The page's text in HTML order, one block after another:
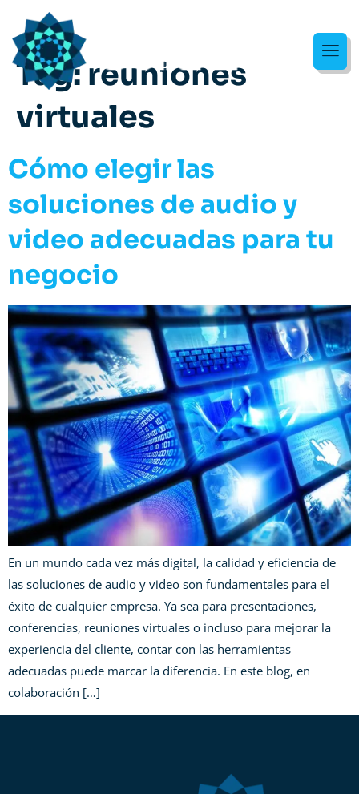
Tag:reuniones
virtuales
Cómo elegir las
soluciones de audio y
video adecuadas para tu
negocio
En un mundo cada vez más digital, la calidad y eficiencia de
las soluciones de audio y video son fundamentales para el
éxito de cualquier empresa. Ya sea para presentaciones,
conferencias, reuniones virtuales o incluso para mejorar la
experiencia del cliente, contar con las herramientas
adecuadas puede marcar la diferencia. En este blog, en
colaboración […]